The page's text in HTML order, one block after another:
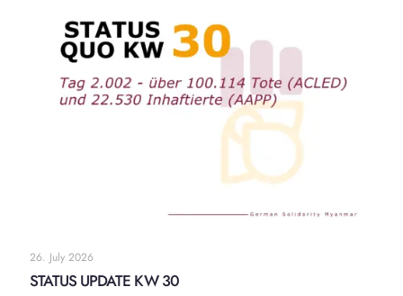
26. July 2026
STATUS UPDATE KW 30